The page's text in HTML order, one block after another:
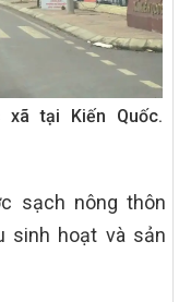
tại Kiến Quốc.
sạch nông thôn
sinh hoạt và sản